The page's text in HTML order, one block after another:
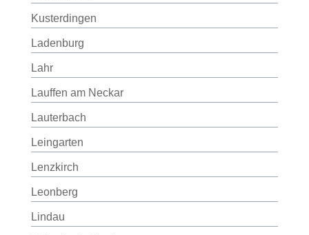
Kusterdingen
Ladenburg
Lahr
Lauffen am Neckar
Lauterbach
Leingarten
Lenzkirch
Leonberg
Lindau